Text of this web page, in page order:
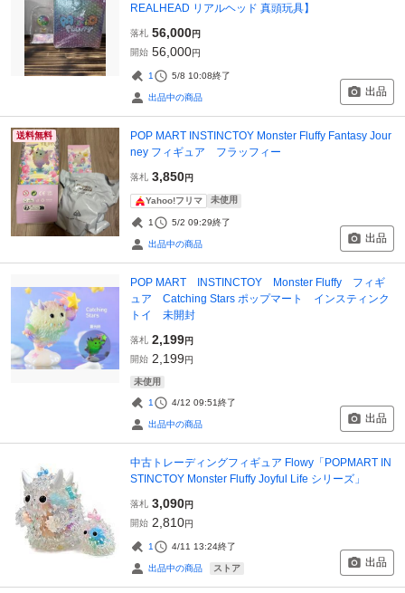
REALHEAD リアルヘッド 真頭玩具】
落札 56,000円
開始 56,000円
1 5/8 10:08終了
出品中の商品 出品
送料無料
POP MART INSTINCTOY Monster Fluffy Fantasy Jour
ney フィギュア フラッフィー
落札 3,850円
Yahoo!フリマ 未使用
1 5/2 09:29終了
出品中の商品 出品
POP MART INSTINCTOY Monster Fluffy フィギ
ュア Catching Stars ポップマート インスティンク
トイ 未開封
落札 2,199円
開始 2,199円
未使用
1 4/12 09:51終了
出品中の商品 出品
中古トレーディングフィギュア Flowy「POPMART IN
STINCTOY Monster Fluffy Joyful Life シリーズ」
落札 3,090円
開始 2,810円
1 4/11 13:24終了
出品中の商品 ストア 出品